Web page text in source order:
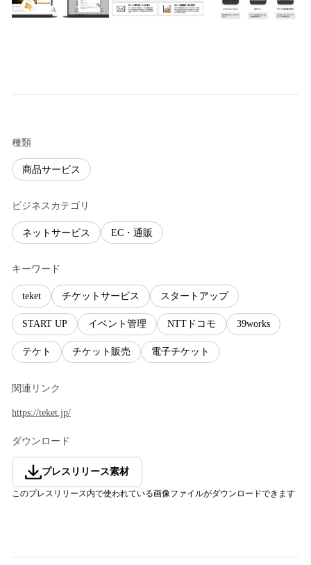
種類
商品サービス
ビジネスカテゴリ
ネットサービス EC・通販
キーワード
teket チケットサービス スタートアップ
START UP イベント管理 NTTドコモ 39works
テケト チケット販売 電子チケット
関連リンク
https://teket.jp/
ダウンロード
プレスリリース素材
このプレスリリース内で使われている画像ファイルがダウンロードできます